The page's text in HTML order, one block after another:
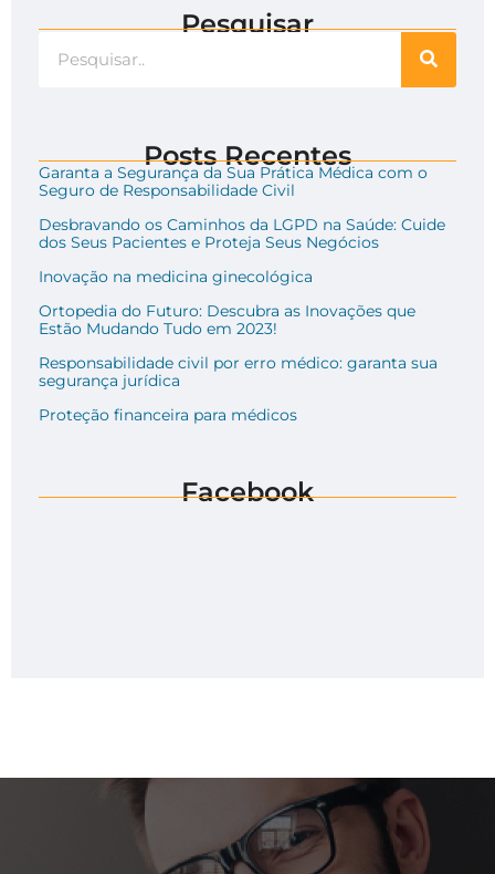
Pesquisar
Posts Recentes
Garanta a Segurança da Sua Prática Médica com o
Seguro de Responsabilidade Civil
Desbravando os Caminhos da LGPD na Saúde: Cuide
dos Seus Pacientes e Proteja Seus Negócios
Inovação na medicina ginecológica
Ortopedia do Futuro: Descubra as Inovações que
Estão Mudando Tudo em 2023!
Responsabilidade civil por erro médico: garanta sua
segurança jurídica
Proteção financeira para médicos
Facebook